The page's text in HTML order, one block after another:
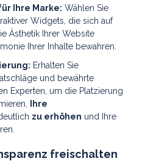
Ihre Marke: Wählen Sie
Widgets, die sich auf
Ästhetik Ihrer Website
Ihrer Inhalte bewahren.
Erhalten Sie
und bewährte
Experten, um die Platzierung
Ihre
zu erhöhen und Ihre
freischalten